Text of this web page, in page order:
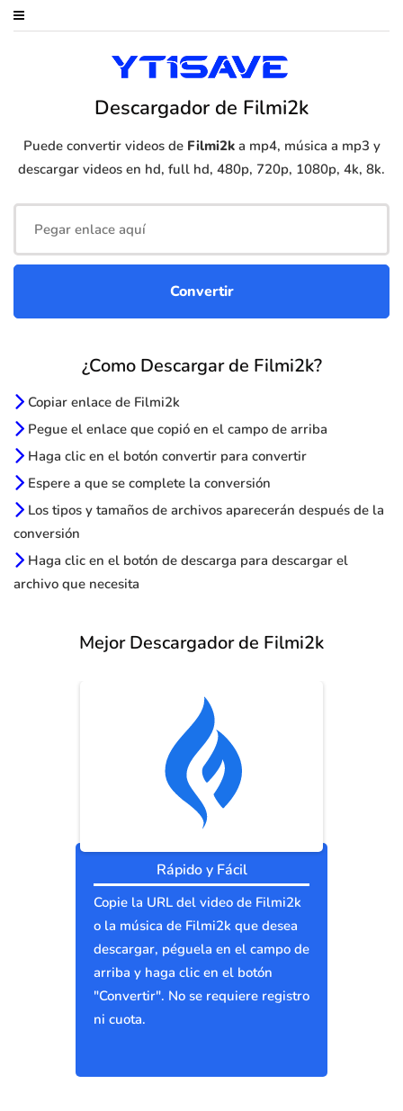
Descargador de Filmi2k
Puede convertir videos de Filmi2ka mp4, música a mp3 y
descargar videos en hd, full hd, 480p, 720p, 1080p, 4k, 8k.
¿Como Descargar de Filmi2k?
Copiar enlace de Filmi2k
Pegue el enlace que copió en el campo de arriba
Haga clic en el botón convertir para convertir
Espere a que se complete la conversión
Los tipos y tamaños de archivos aparecerán después de la
conversión
Haga clic en el botón de descarga para descargar el
archivo que necesita
Mejor Descargador de Filmi2k
Rápido y Fácil
Copie la URL del video de Filmi2k
o la música de Filmi2k que desea
descargar, péguela en el campo de
arriba y haga clic en el botón
"Convertir". No se requiere registro
ni cuota.